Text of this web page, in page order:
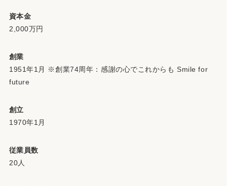
資本金
2,000万円
創業
1951年1月 ※創業74周年：感謝の心でこれからも Smile for
future
創立
1970年1月
従業員数
20人